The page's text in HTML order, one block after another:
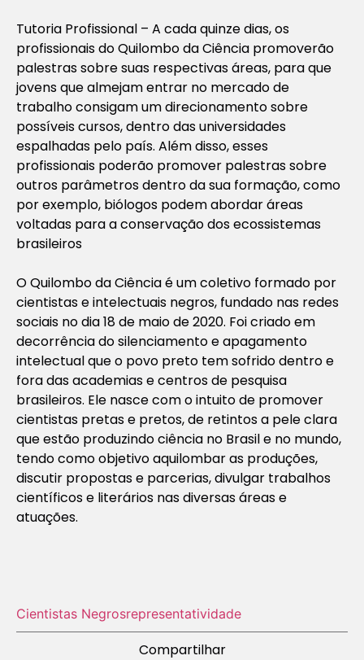
Tutoria Profissional – A cada quinze dias, os
profissionais do Quilombo da Ciência promoverão
palestras sobre suas respectivas áreas, para que
jovens que almejam entrar no mercado de
trabalho consigam um direcionamento sobre
possíveis cursos, dentro das universidades
espalhadas pelo país. Além disso, esses
profissionais poderão promover palestras sobre
outros parâmetros dentro da sua formação, como
por exemplo, biólogos podem abordar áreas
voltadas para a conservação dos ecossistemas
brasileiros
O Quilombo da Ciência é um coletivo formado por
cientistas e intelectuais negros, fundado nas redes
sociais no dia 18 de maio de 2020. Foi criado em
decorrência do silenciamento e apagamento
intelectual que o povo preto tem sofrido dentro e
fora das academias e centros de pesquisa
brasileiros. Ele nasce com o intuito de promover
cientistas pretas e pretos, de retintos a pele clara
que estão produzindo ciência no Brasil e no mundo,
tendo como objetivo aquilombar as produções,
discutir propostas e parcerias, divulgar trabalhos
científicos e literários nas diversas áreas e
atuações.
Cientistas Negrosrepresentatividade
Compartilhar